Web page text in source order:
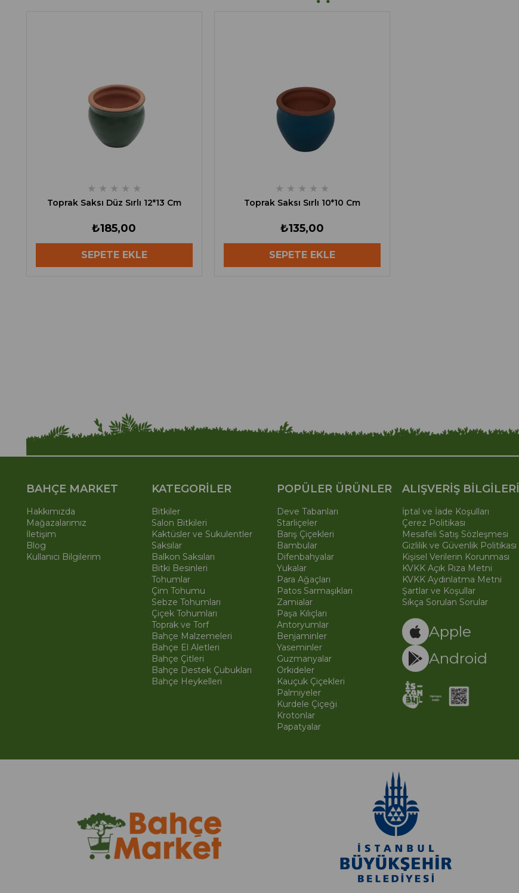
★ ★ ★ ★ ★
Toprak Saksı Düz Sırlı 12*13 Cm
₺185,00
SEPETE EKLE
★ ★ ★ ★ ★
Toprak Saksı Sırlı 10*10 Cm
₺135,00
SEPETE EKLE
BAHÇE MARKET
Hakkımızda
Mağazalarımız
İletişim
Blog
Kullanıcı Bilgilerim
KATEGORİLER
Bitkiler
Salon Bitkileri
Kaktüsler ve Sukulentler
Saksılar
Balkon Saksıları
Bitki Besinleri
Tohumlar
Çim Tohumu
Sebze Tohumları
Çiçek Tohumları
Toprak ve Torf
Bahçe Malzemeleri
Bahçe El Aletleri
Bahçe Çitleri
Bahçe Destek Çubukları
Bahçe Heykelleri
POPÜLER ÜRÜNLER
Deve Tabanları
Starliçeler
Barış Çiçekleri
Bambular
Difenbahyalar
Yukalar
Para Ağaçları
Patos Sarmaşıkları
Zamialar
Paşa Kılıçları
Antoryumlar
Benjaminler
Yaseminler
Guzmanyalar
Orkideler
Kauçuk Çiçekleri
Palmiyeler
Kurdele Çiçeği
Krotonlar
Papatyalar
ALIŞVERİŞ BİLGİLERİ
İptal ve İade Koşulları
Çerez Politikası
Mesafeli Satış Sözleşmesi
Gizlilik ve Güvenlik Politikası
Kişisel Verilerin Korunması
KVKK Açık Rıza Metni
KVKK Aydınlatma Metni
Şartlar ve Koşullar
Sıkça Sorulan Sorular
Apple
Android